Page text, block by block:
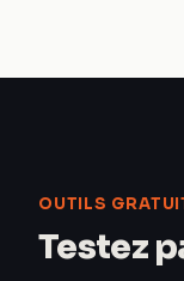
OUTILS
Testez